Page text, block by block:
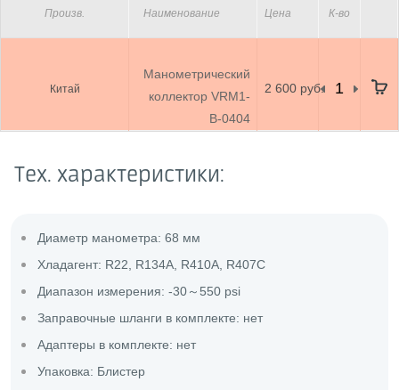
Произв. Наименование Цена К-во
Китай
Манометрический
коллектор VRM1-
B-0404
2 600 руб.
Тех. характеристики:
Диаметр манометра: 68 мм
Хладагент: R22, R134A, R410A, R407C
Диапазон измерения: -30～550 psi
Заправочные шланги в комплекте: нет
Адаптеры в комплекте: нет
Упаковка: Блистер